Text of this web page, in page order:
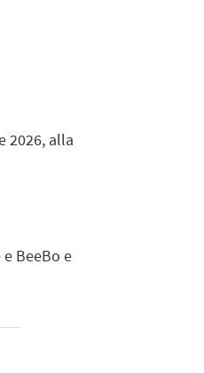
2026, alla
BeeBo e